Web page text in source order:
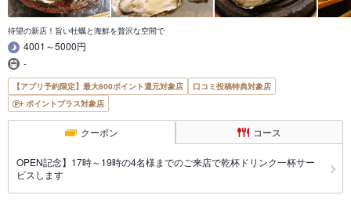
待望の新店！旨い牡蠣と海鮮を贅沢な空間で
4001～5000円
-
【アプリ予約限定】最大800ポイント還元対象店
口コミ投稿特典対象店
ポイントプラス対象店
クーポン コース
OPEN記念】17時～19時の4名様までのご来店で乾杯ドリンク一杯サー
ビスします